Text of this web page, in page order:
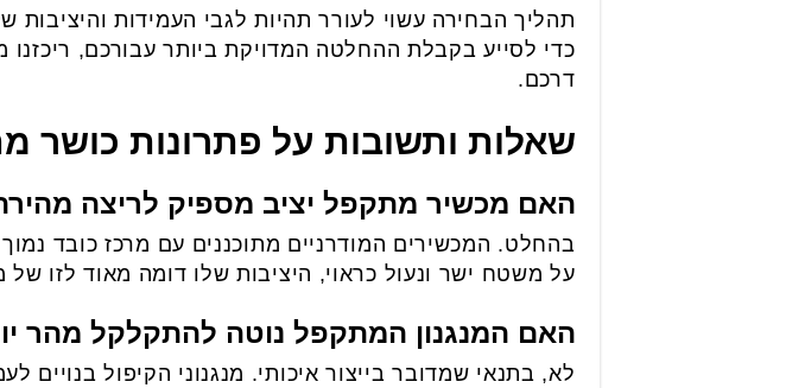
תהליך הבחירה עשוי לעורר תהיות לגבי העמידות
כדי לסייע בקבלת ההחלטה המדויקת ביותר עבורכם,
דרכם.
שאלות ותשובות על פתרונות כושר
האם מכשיר מתקפל יציב מספיק לריצה
בהחלט. המכשירים המודרניים מתוכננים עם מרכז כובד
על משטח ישר ונעול כראוי, היציבות שלו דומה מאוד לזו
האם המנגנון המתקפל נוטה להתקלקל מהר
לא, בתנאי שמדובר בייצור איכותי. מנגנוני הקיפול